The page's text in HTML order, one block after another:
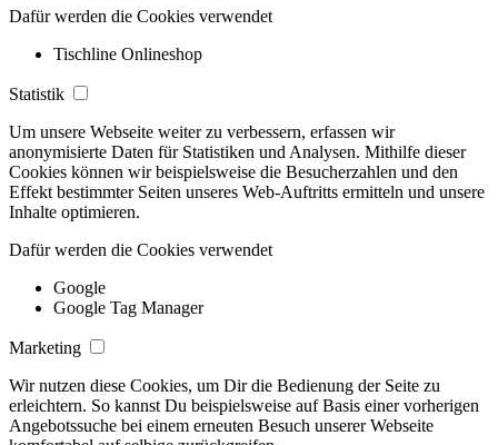
Dafür werden die Cookies verwendet
Tischline Onlineshop
Statistik
Um unsere Webseite weiter zu verbessern, erfassen wir
anonymisierte Daten für Statistiken und Analysen. Mithilfe dieser
Cookies können wir beispielsweise die Besucherzahlen und den
Effekt bestimmter Seiten unseres Web-Auftritts ermitteln und unsere
Inhalte optimieren.
Dafür werden die Cookies verwendet
Google
Google Tag Manager
Marketing
Wir nutzen diese Cookies, um Dir die Bedienung der Seite zu
erleichtern. So kannst Du beispielsweise auf Basis einer vorherigen
Angebotssuche bei einem erneuten Besuch unserer Webseite